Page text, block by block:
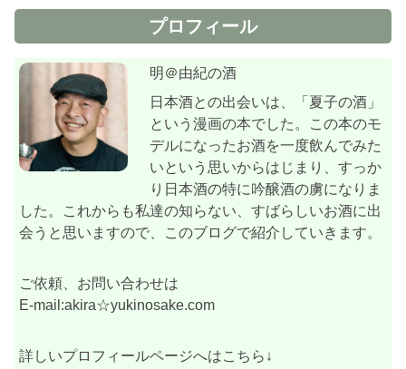
プロフィール
明＠由紀の酒
日本酒との出会いは、「夏子の酒」
という漫画の本でした。この本のモ
デルになったお酒を一度飲んでみた
いという思いからはじまり、すっか
り日本酒の特に吟醸酒の虜になりま
した。これからも私達の知らない、すばらしいお酒に出
会うと思いますので、このブログで紹介していきます。
ご依頼、お問い合わせは
E-mail:akira☆yukinosake.com
詳しいプロフィールページへはこちら↓